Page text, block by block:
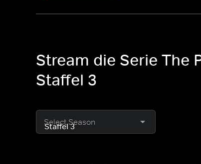
Stream die Serie The
Staffel 3
Select Season